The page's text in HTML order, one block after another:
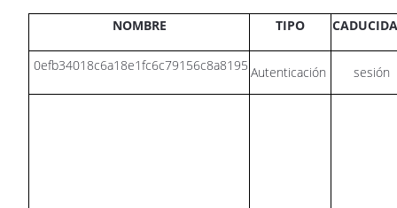
NOMBRE TIPO
0efb34018c6a18e1fc6c79156c8a8195 Autenticación sesión